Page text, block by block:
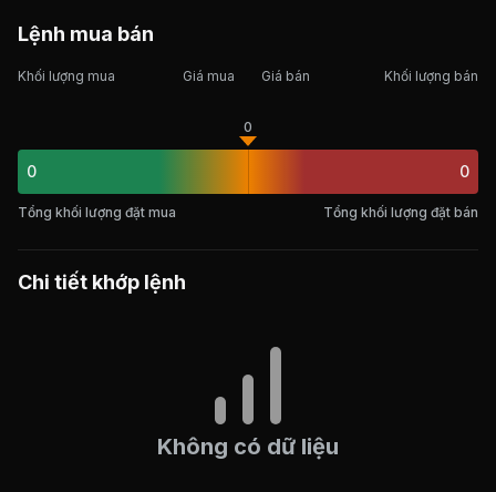
Lệnh mua bán
Khối lượng mua Giá mua Giá bán Khối lượng bán
0
0
0
Tổng khối lượng đặt mua Tổng khối lượng đặt bán
Chi tiết khớp lệnh
Không có dữ liệu